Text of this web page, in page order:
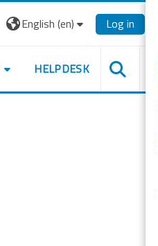
English ‎(en)‎ Log in
HELPDESK